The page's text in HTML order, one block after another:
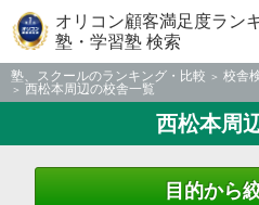
オリコン顧客満足度ラン
塾・学習塾 検索
塾、スクールのランキング・比較 校舎
西松本周辺の校舎一覧
西松本周
目的から